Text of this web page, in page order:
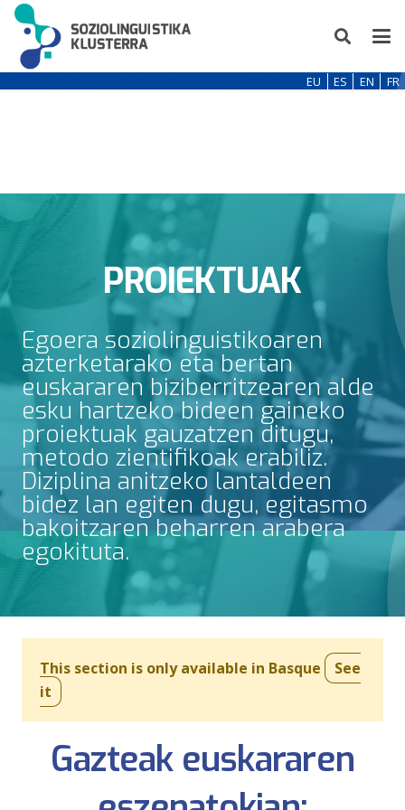
EU ES EN FR
PROIEKTUAK
Egoera soziolinguistikoaren
azterketarako eta bertan
euskararen biziberritzearen alde
esku hartzeko bideen gaineko
proiektuak gauzatzen ditugu,
metodo zientifikoak erabiliz.
Diziplina anitzeko lantaldeen
bidez lan egiten dugu, egitasmo
bakoitzaren beharren arabera
egokituta.
This section is only available in Basque
See
it
Gazteak euskararen